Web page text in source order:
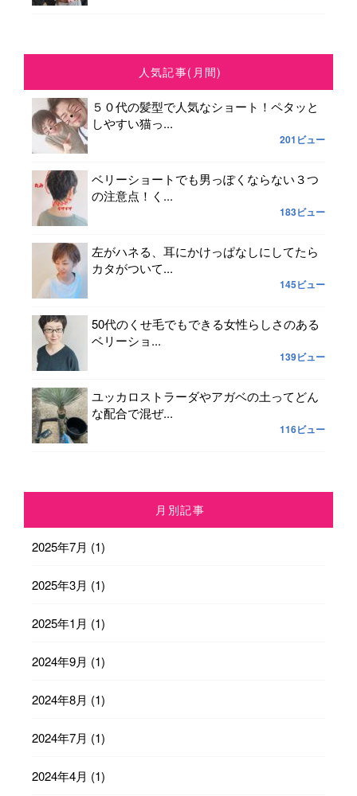
人気記事(月間)
５０代の髪型で人気なショート！ペタッと
しやすい猫っ...
201ビュー
ベリーショートでも男っぽくならない３つ
の注意点！く...
183ビュー
左がハネる、耳にかけっぱなしにしてたら
カタがついて...
145ビュー
50代のくせ毛でもできる女性らしさのある
ベリーショ...
139ビュー
ユッカロストラーダやアガベの土ってどん
な配合で混ぜ...
116ビュー
月別記事
2025年7月 (1)
2025年3月 (1)
2025年1月 (1)
2024年9月 (1)
2024年8月 (1)
2024年7月 (1)
2024年4月 (1)